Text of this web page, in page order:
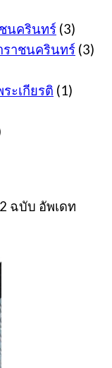
นครินทร์ (3)
ราชนครินทร์ (3)
ะเกียรติ (1)
ฉบับ อัพเดท